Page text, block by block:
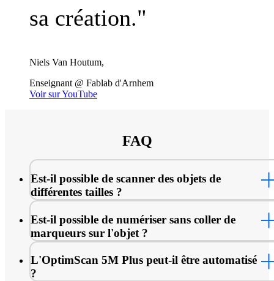
sa création."
Niels Van Houtum,
Enseignant @ Fablab d'Arnhem
Voir sur YouTube
FAQ
Est-il possible de scanner des objets de
différentes tailles ?
Est-il possible de numériser sans coller de
marqueurs sur l'objet ?
L'OptimScan 5M Plus peut-il être automatisé
?